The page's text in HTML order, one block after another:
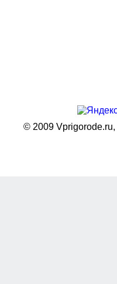
© 2009 Vprigorode.ru,